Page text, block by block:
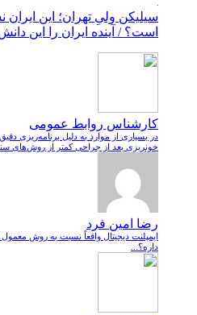
است؟ / آینده ایران را این
کارشناس روابط عمومی
در بسیاری از موارد به دلیل برنامه‌ریزی
خونریزی بعد از جراحی کمتر از روش‌های
رضا امین فرد
ایمپلنت دیجیتال واقعاً نسبت به روش معمول
داره؟...